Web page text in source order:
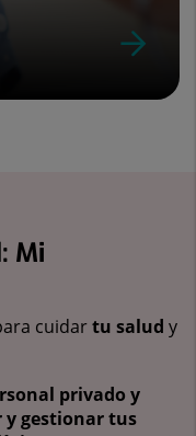
Mi
cuidartu salud y
privado y
gestionar tus